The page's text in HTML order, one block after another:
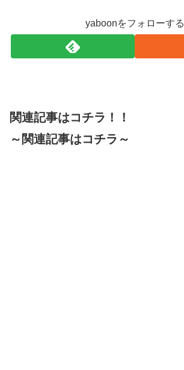
yaboonをフォローする
関連記事はコチラ！！
～関連記事はコチラ～